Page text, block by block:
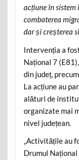
acțiune în sistem
combaterea
dar și creșterea
Intervenția a
Național 7
din județ,
La acțiune au
alături de
organizate mai
nivel județean.
„Activitățile au
Drumul